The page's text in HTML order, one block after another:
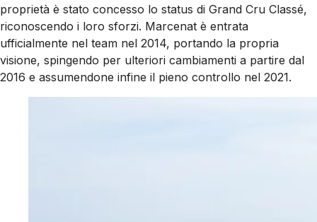
proprietà è stato concesso lo status di Grand Cru Classé,
riconoscendo i loro sforzi. Marcenat è entrata
ufficialmente nel team nel 2014, portando la propria
visione, spingendo per ulteriori cambiamenti a partire dal
2016 e assumendone infine il pieno controllo nel 2021.